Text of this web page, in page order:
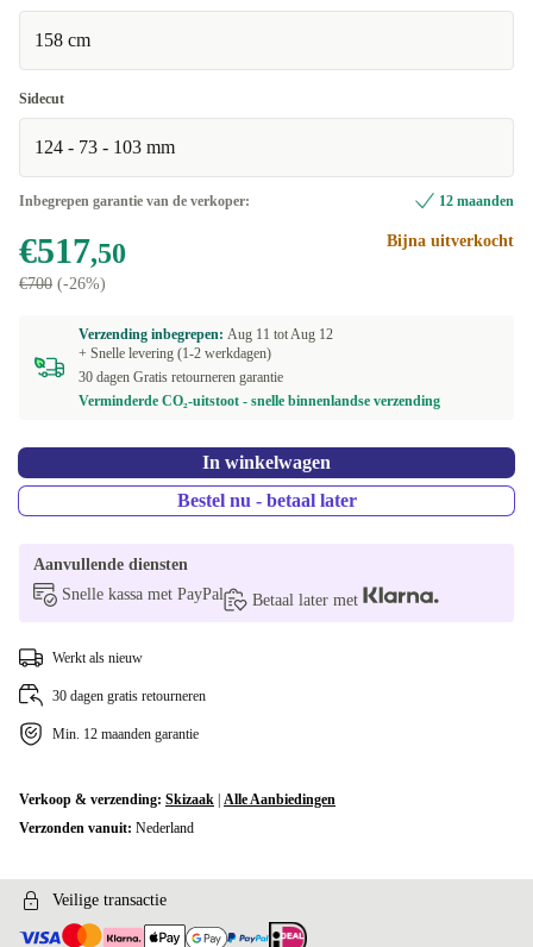
158 cm
Sidecut
124 - 73 - 103 mm
Inbegrepen garantie van de verkoper: 12 maanden
€517,50
€700 (-26%)
Bijna uitverkocht
Verzending inbegrepen: Aug 11 totAug 12
+ Snelle levering (1-2 werkdagen)
30 dagen Gratis retourneren garantie
Verminderde CO₂-uitstoot - snelle binnenlandse verzending
In winkelwagen
Bestel nu - betaal later
Aanvullende diensten
Snelle kassa met PayPal
Betaal later met
Werkt als nieuw
30 dagen gratis retourneren
Min. 12 maanden garantie
Verkoop & verzending: Skizaak Alle Aanbiedingen
Verzonden vanuit: Nederland
Veilige transactie